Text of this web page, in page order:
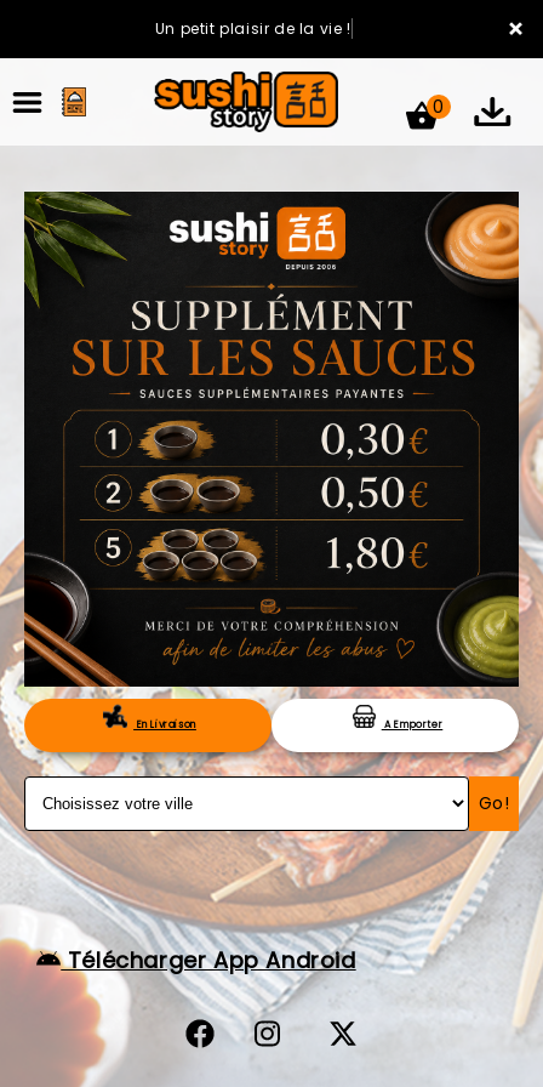
×
Un petit plaisir de la vie !
ACCUEIL
LA CARTE
VOTRE COMPTE
NOTRE RESTAURANT
VOS AVIS
MENTIONS LÉGALES
C.G.V
RÉSERVATION
0
En Livraison A Emporter
Go!
Télécharger App Android